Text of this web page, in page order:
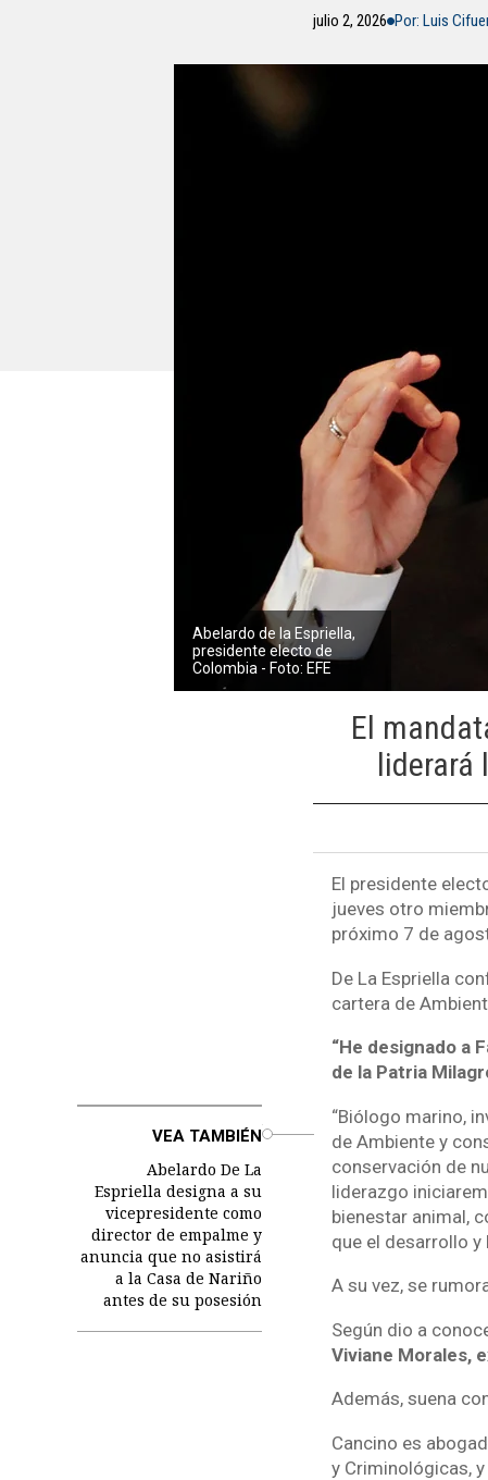
julio 2, 2026 Por: Luis
Abelardo de la Espriella,
presidente electo de
Colombia - Foto: EFE
El
liderará
El presidente
jueves otro
próximo 7 de
De La Espriella
cartera de
“He designado a
de la Patria
VEA TAMBIÉN
Abelardo De La
Espriella designa a su
vicepresidente como
director de empalme y
anuncia que no asistirá
a la Casa de Nariño
antes de su posesión
“Biólogo marino,
de Ambiente y
conservación de
liderazgo
bienestar animal,
que el desarrollo y
A su vez, se
Según dio a
Viviane Morales,
Además, suena
Cancino es
y Criminológicas, y